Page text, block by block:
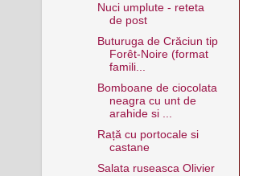
Nuci umplute - reteta
de post
Buturuga de Crăciun tip
Forêt-Noire (format
famili...
Bomboane de ciocolata
neagra cu unt de
arahide si ...
Rață cu portocale si
castane
Salata ruseasca Olivier